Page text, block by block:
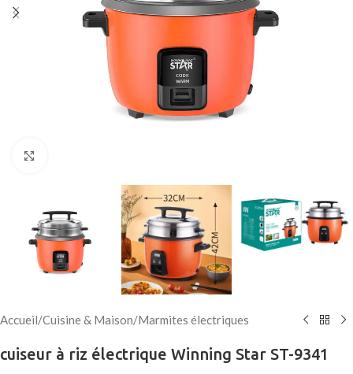
Accueil/Cuisine & Maison/Marmites électriques
cuiseur à riz électrique Winning Star ST-9341